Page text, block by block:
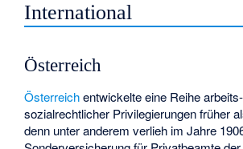
International
Österreich
Österreichentwickelte eine Reihe
sozialrechtlicher Privilegierungen früher
denn unter anderem verlieh im Jahre